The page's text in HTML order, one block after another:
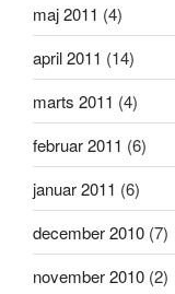
maj 2011 (4)
april 2011 (14)
marts 2011 (4)
februar 2011 (6)
januar 2011 (6)
december 2010 (7)
november 2010 (2)